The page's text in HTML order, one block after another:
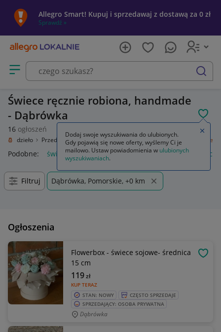
Allegro Smart! Kupuj i sprzedawaj z dostawą za 0 zł
Sprawdź »
Otwórz menu z kategoriami
szukaj
Świece ręcznie robiona, handmade
- Dąbrówka
16 ogłoszeń
Rękodzieło Przedmioty ręcznie wykonane Wyposażenie domu Świece
Podobne: świece zapłonowe świece sojowe świece
Filtruj Dąbrówka, Pomorskie, +0 km
Ogłoszenia
Flowerbox - świece sojowe- średnica
15 cm
KUP TERAZ
119zł
STAN: NOWY
CZĘSTO SPRZEDAJE
SPRZEDAJĄCY: OSOBA PRYWATNA
Dąbrówka
Dodaj swoje wyszukiwania do ulubionych.
Gdy pojawią się nowe oferty, wyślemy Ci je
mailowo. Ustaw powiadomienia w ulubionych
wyszukiwaniach.